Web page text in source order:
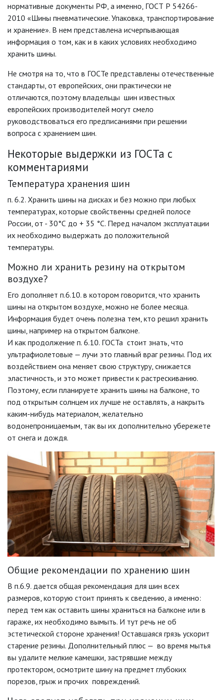
нормативные документы РФ, а именно, ГОСТ Р 54266-
2010 «Шины пневматические. Упаковка, транспортирование
и хранение». В нем представлена исчерпывающая
информация о том, как и в каких условиях необходимо
хранить шины.
Не смотря на то, что в ГОСТе представлены отечественные
стандарты, от европейских, они практически не
отличаются, поэтому владельцы шин известных
европейских производителей могут смело
руководствоваться его предписаниями при решении
вопроса с хранением шин.
Некоторые выдержки из ГОСТа с
комментариями
Температура хранения шин
п. 6.2. Хранить шины на дисках и без можно при любых
температурах, которые свойственны средней полосе
России, от - 30°С до + 35 °С. Перед началом эксплуатации
их необходимо выдержать до положительной
температуры.
Можно ли хранить резину на открытом
воздухе?
Его дополняет п.6.10. в котором говорится, что хранить
шины на открытом воздухе, можно не более месяца.
Информация будет очень полезна тем, кто решил хранить
шины, например на открытом балконе.
И как продолжение п. 6.10. ГОСТа стоит знать, что
ультрафиолетовые — лучи это главный враг резины. Под их
воздействием она меняет свою структуру, снижается
эластичность, и это может привести к растрескиванию.
Поэтому, если планируете хранить шины на балконе, то
под открытым солнцем их лучше не оставлять, а накрыть
каким-нибудь материалом, желательно
водонепроницаемым, так вы их дополнительно убережете
от снега и дождя.
Общие рекомендации по хранению шин
В п.6.9. дается общая рекомендация для шин всех
размеров, которую стоит принять к сведению, а именно:
перед тем как оставить шины храниться на балконе или в
гараже, их необходимо вымыть. И тут речь не об
эстетической стороне хранения! Оставшаяся грязь ускорит
старение резины. Дополнительный плюс — во время мытья
вы удалите мелкие камешки, застрявшие между
протектором, осмотрите шину на предмет глубоких
порезов, грыж и прочих повреждений.